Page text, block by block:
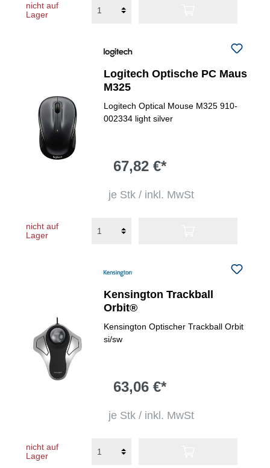
nicht auf
Lager
Logitech Optische PC Maus
M325
Logitech Optical Mouse M325 910-
002334 light silver
67,82 €*
je Stk / inkl. MwSt
nicht auf
Lager
Kensington Trackball
Orbit®
Kensington Optischer Trackball Orbit
si/sw
63,06 €*
je Stk / inkl. MwSt
nicht auf
Lager